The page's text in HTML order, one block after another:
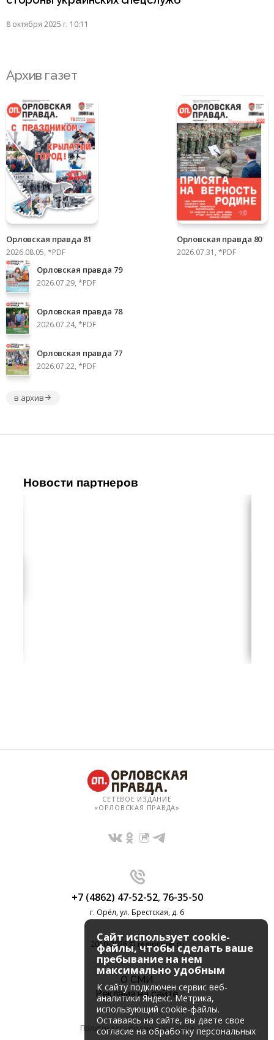
8 октября 2025 г. 10:11
Архив газет
Орловская правда 81
2026.08.05, *PDF
Орловская правда 80
2026.07.31, *PDF
Орловская правда 79
2026.07.29, *PDF
Орловская правда 78
2026.07.24, *PDF
Орловская правда 77
2026.07.22, *PDF
в архив
Новости партнеров
СЕТЕВОЕ ИЗДАНИЕ
«ОРЛОВСКАЯ ПРАВДА»
+7 (4862) 47-52-52, 76-35-50
г. Орёл, ул. Брестская, д. 6
2010-2026 © regionorel.ru
О СМИ
Реклама на сайте
Политика конфиденциальности
Сайт использует cookie-
файлы, чтобы сделать ваше
пребывание на нем
максимально удобным
К cайту подключен сервис веб-
аналитики Яндекс. Метрика,
использующий cookie-файлы.
Оставаясь на сайте, вы даете свое
согласие на обработку персональных